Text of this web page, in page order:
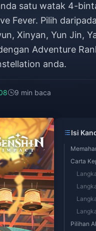
satu watak 4-
Fever. Pilih daripada
Xinyan, Yun Jin,
Adventure
anda.
9 min baca
Isi
Carta
Pilihan